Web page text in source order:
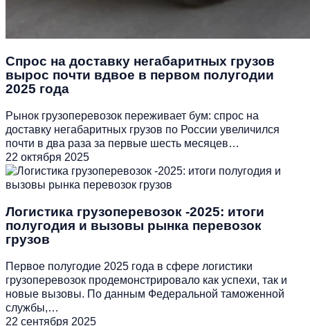
Спрос на доставку негабаритных грузов
вырос почти вдвое в первом полугодии
2025 года
Рынок грузоперевозок переживает бум: спрос на
доставку негабаритных грузов по России увеличился
почти в два раза за первые шесть месяцев…
22 октября 2025
Логистика грузоперевозок -2025: итоги
полугодия и вызовы рынка перевозок
грузов
Первое полугодие 2025 года в сфере логистики
грузоперевозок продемонстрировало как успехи, так и
новые вызовы. По данным Федеральной таможенной
службы,…
22 сентября 2025